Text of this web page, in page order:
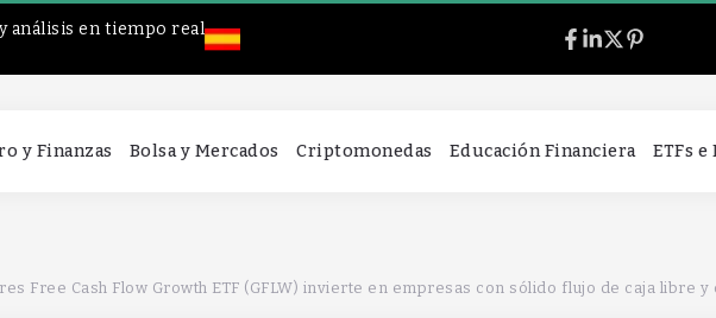
análisis en tiempo real
y Finanzas Bolsa y Mercados Criptomonedas Educación Financiera ETFs e
Free Cash Flow Growth ETF (GFLW) invierte en empresas con sólido flujo de caja libre